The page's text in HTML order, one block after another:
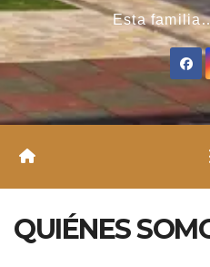
Esta
QUIÉNES